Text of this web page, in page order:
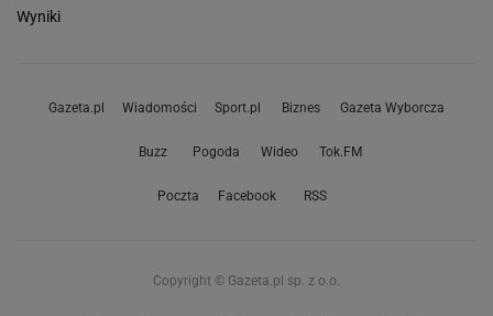
Wyniki
Gazeta.pl Wiadomości Sport.pl Biznes Gazeta Wyborcza
Buzz Pogoda Wideo Tok.FM
Poczta Facebook RSS
Copyright © Gazeta.pl sp. z o.o.